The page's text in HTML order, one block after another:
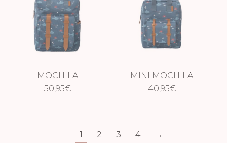
MOCHILA
TIBURÓN
50,95€
MINI MOCHILA
TIBURÓN
40,95€
1 2 3 4 →